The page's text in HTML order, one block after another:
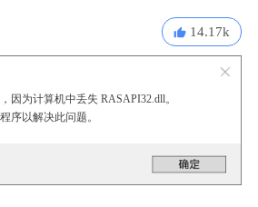
14.17k
因为计算机中丢失 RASAPI32.dll。
序以解决此问题。